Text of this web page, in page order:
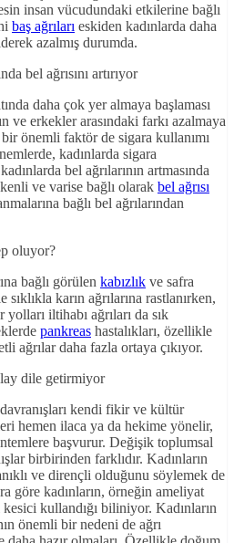
insan vücudundaki etkilerine bağlı
baş ağrıları eskiden kadınlarda daha
azalmış durumda.
bel ağrısını artırıyor
daha çok yer almaya başlaması
ve erkekler arasındaki farkı azalmaya
önemli faktör de sigara kullanımı
kadınlarda sigara
bel ağrılarının artmasında
ve varise bağlı olarak bel ağrısı
bağlı bel ağrılarından
oluyor?
bağlı görülen kabızlık ve safra
sıklıkla karın ağrılarına rastlanırken,
iltihabı ağrıları da sık
pankreas hastalıkları, özellikle
ağrılar daha fazla ortaya çıkıyor.
dile getirmiyor
kendi fikir ve kültür
hemen ilaca ya da hekime yönelir,
başvurur. Değişik toplumsal
birbirinden farklıdır. Kadınların
ve dirençli olduğunu söylemek de
göre kadınların, örneğin ameliyat
kesici kullandığı biliniyor. Kadınların
önemli bir nedeni de ağrı